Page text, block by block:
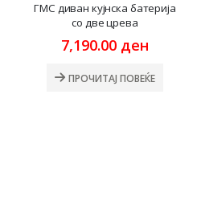
ГМС диван кујнска батерија
со две црева
7,190.00 ден
ПРОЧИТАЈ ПОВЕЌЕ